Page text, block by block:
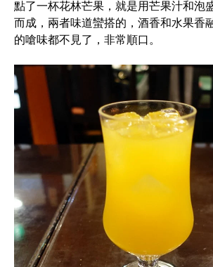
點了一杯花林芒果，就是用芒果汁和泡
而成，兩者味道蠻搭的，酒香和水果香
的嗆味都不見了，非常順口。